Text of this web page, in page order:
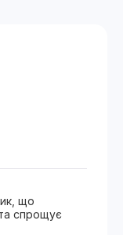
що
спрощує